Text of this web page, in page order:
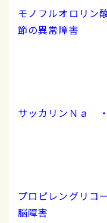
モノフルオロリ
節の異常障害
サッカリンＮ
プロピレング
脳障害